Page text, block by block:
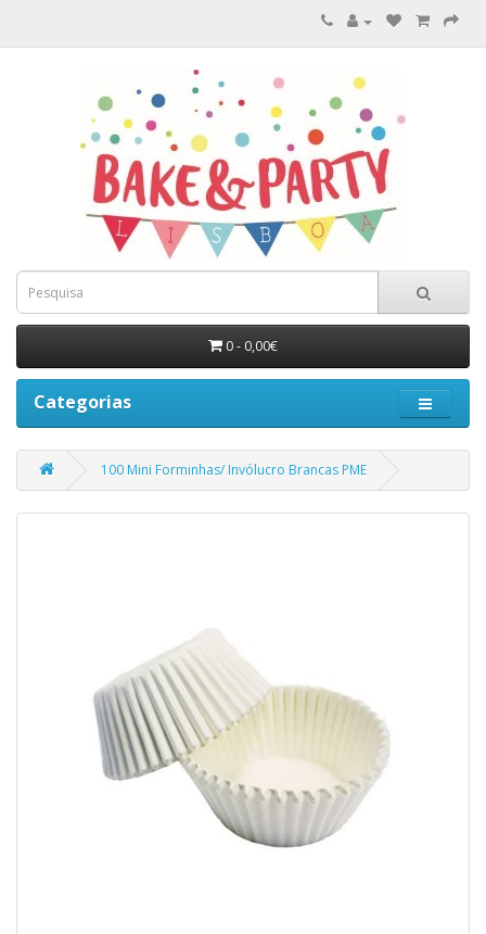
0 - 0,00€
Categorias
100 Mini Forminhas/ Invólucro Brancas PME